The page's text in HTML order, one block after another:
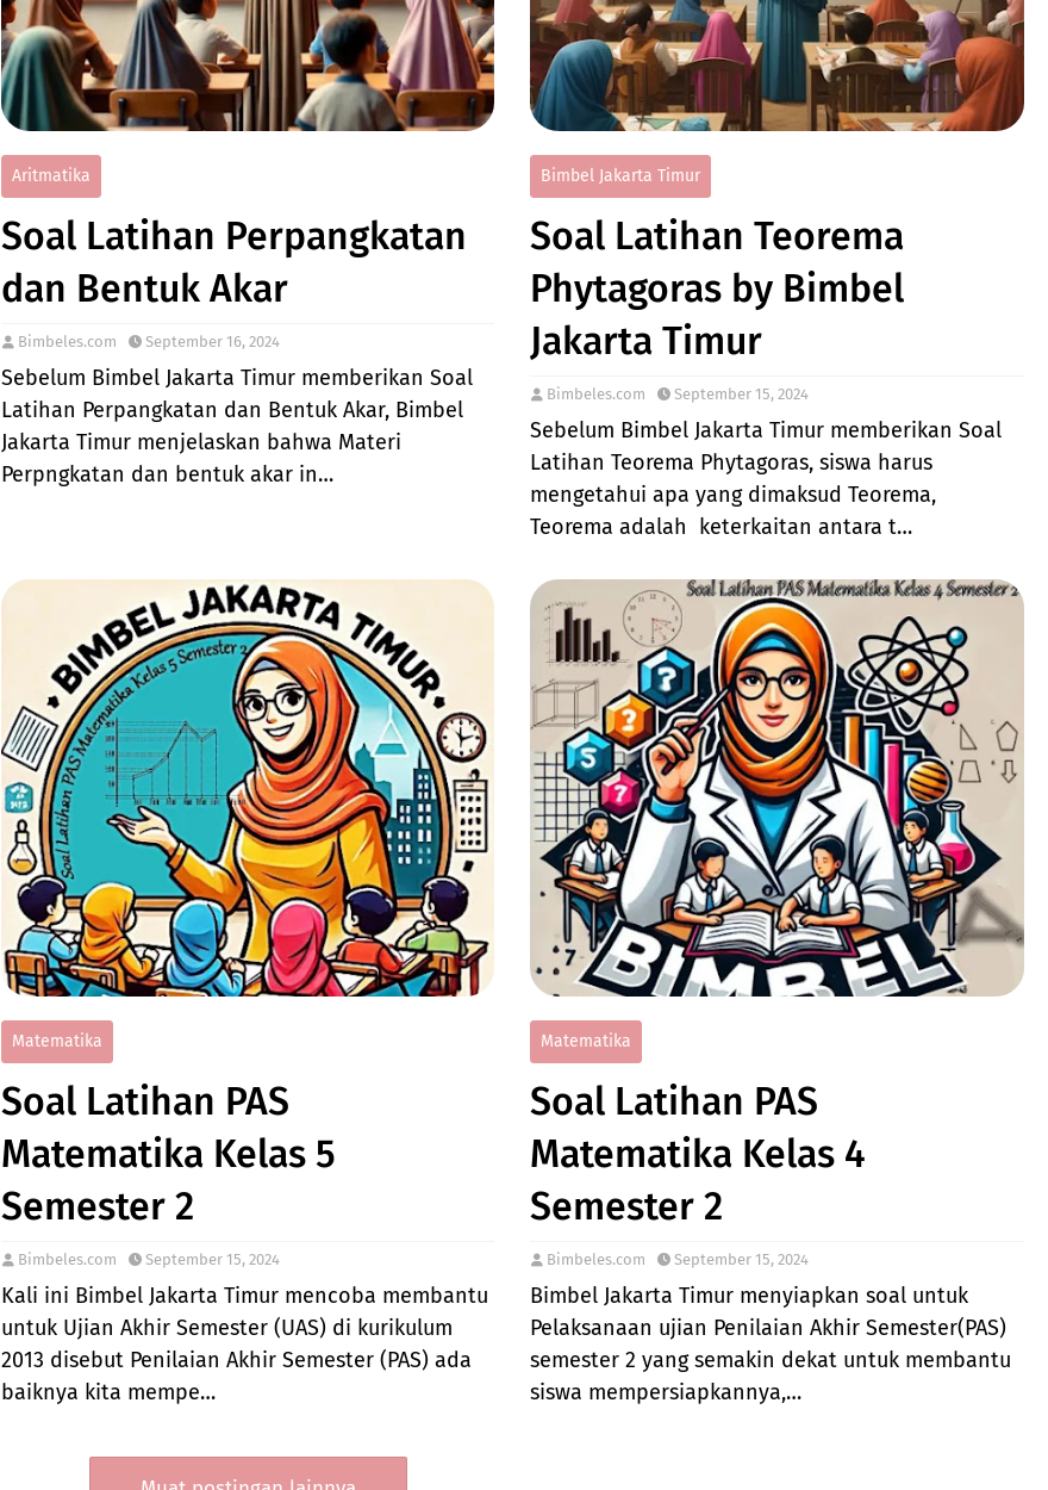
Aritmatika
Soal Latihan Perpangkatan
dan Bentuk Akar
Bimbeles.com September 16, 2024
Sebelum Bimbel Jakarta Timur memberikan Soal
Latihan Perpangkatan dan Bentuk Akar, Bimbel
Jakarta Timur menjelaskan bahwa Materi
Perpngkatan dan bentuk akar in…
Bimbel Jakarta Timur
Soal Latihan Teorema
Phytagoras by Bimbel
Jakarta Timur
Bimbeles.com September 15, 2024
Sebelum Bimbel Jakarta Timur memberikan Soal
Latihan Teorema Phytagoras, siswa harus
mengetahui apa yang dimaksud Teorema,
Teorema adalah keterkaitan antara t…
Matematika
Soal Latihan PAS
Matematika Kelas 5
Semester 2
Bimbeles.com September 15, 2024
Kali ini Bimbel Jakarta Timur mencoba membantu
untuk Ujian Akhir Semester (UAS) di kurikulum
2013 disebut Penilaian Akhir Semester (PAS) ada
baiknya kita mempe…
Matematika
Soal Latihan PAS
Matematika Kelas 4
Semester 2
Bimbeles.com September 15, 2024
Bimbel Jakarta Timur menyiapkan soal untuk
Pelaksanaan ujian Penilaian Akhir Semester(PAS)
semester 2 yang semakin dekat untuk membantu
siswa mempersiapkannya,…